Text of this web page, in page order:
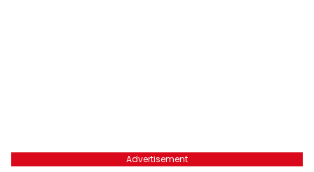
Advertisement